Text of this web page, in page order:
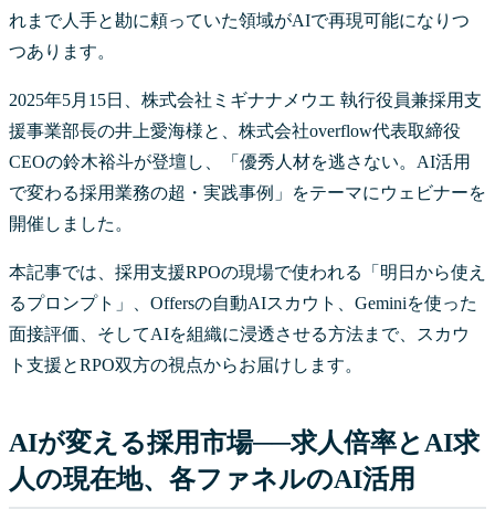
れまで人手と勘に頼っていた領域がAIで再現可能になりつ
つあります。
2025年5月15日、株式会社ミギナナメウエ 執行役員兼採用支
援事業部長の井上愛海様と、株式会社overflow代表取締役
CEOの鈴木裕斗が登壇し、「優秀人材を逃さない。AI活用
で変わる採用業務の超・実践事例」をテーマにウェビナーを
開催しました。
本記事では、採用支援RPOの現場で使われる「明日から使え
るプロンプト」、Offersの自動AIスカウト、Geminiを使った
面接評価、そしてAIを組織に浸透させる方法まで、スカウ
ト支援とRPO双方の視点からお届けします。
AIが変える採用市場──求人倍率とAI求
人の現在地、各ファネルのAI活用